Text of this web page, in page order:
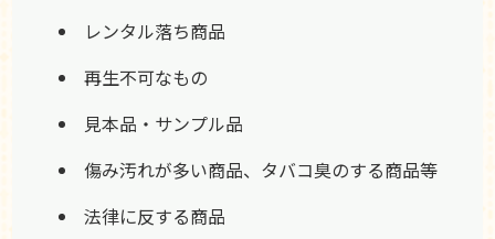
レンタル落ち商品
再生不可なもの
見本品・サンプル品
傷み汚れが多い商品、タバコ臭のする商品等
法律に反する商品